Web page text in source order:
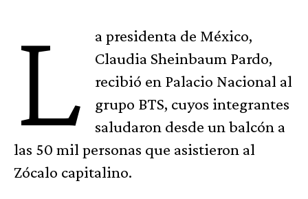
L
a presidenta de México,
Claudia Sheinbaum Pardo,
recibió en Palacio Nacional al
grupo BTS, cuyos integrantes
saludaron desde un balcón a
las 50 mil personas que asistieron al
Zócalo capitalino.